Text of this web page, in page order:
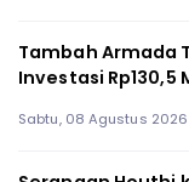
Tambah Armada
Investasi Rp130,5
Sabtu, 08 Agustus 2026